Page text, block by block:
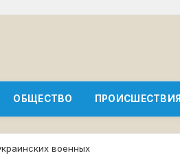
ОБЩЕСТВО ПРОИСШЕСТВИЯ
военных